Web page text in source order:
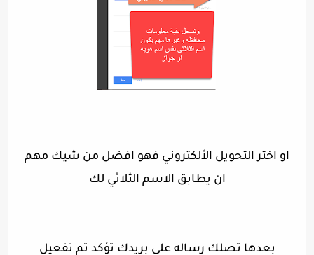
او اختر التحويل الألكتروني فهو افضل من شيك مهم
ان يطابق الاسم الثلاثي لك
بعدها تصلك رساله على بريدك تؤكد تم تفعيل